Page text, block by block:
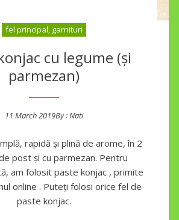
fel principal, garnituri
cu legume (și
parmezan)
11 March 2019By :Nati
rapidă și plină de arome, în 2
post și cu parmezan. Pentru
am folosit paste konjac , primite
online . Puteți folosi orice fel de
paste konjac.